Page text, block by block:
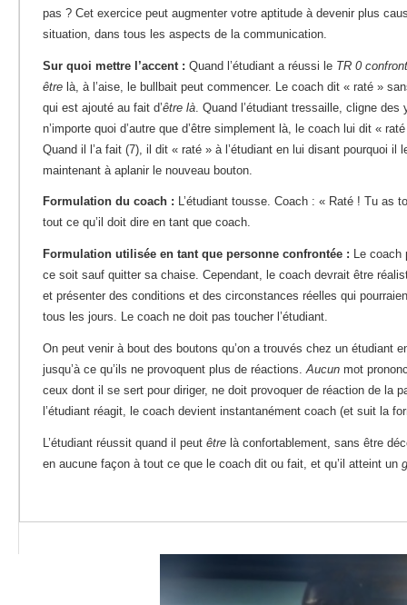
pas ? Cet exercice peut augmenter votre aptitude à devenir plus
situation, dans tous les aspects de la communication.
Sur quoi mettre l’accent : Quand l’étudiant a réussi le TR 0
être là, à l’aise, le bullbait peut commencer. Le coach dit « raté »
qui est ajouté au fait d’être là . Quand l’étudiant tressaille, cligne
n’importe quoi d’autre que d’être simplement là, le coach lui dit «
Quand il l’a fait (7), il dit « raté » à l’étudiant en lui disant pourquoi il
maintenant à aplanir le nouveau bouton.
Formulation du coach : L’étudiant tousse. Coach : « Raté ! Tu as
tout ce qu’il doit dire en tant que coach.
Formulation utilisée en tant que personne confrontée : Le coach
ce soit sauf quitter sa chaise. Cependant, le coach devrait être
et présenter des conditions et des circonstances réelles qui
tous les jours. Le coach ne doit pas toucher l’étudiant.
On peut venir à bout des boutons qu’on a trouvés chez un étudiant
jusqu’à ce qu’ils ne provoquent plus de réactions.Aucun mot
ceux dont il se sert pour diriger, ne doit provoquer de réaction de la
l’étudiant réagit, le coach devient instantanément coach (et suit la
L’étudiant réussit quand il peut être là confortablement, sans être
en aucune façon à tout ce que le coach dit ou fait, et qu’il atteint un